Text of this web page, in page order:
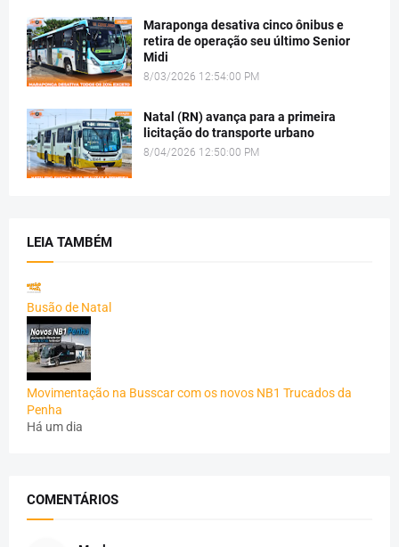
Maraponga desativa cinco ônibus e
retira de operação seu último Senior
Midi
8/03/2026 12:54:00 PM
Natal (RN) avança para a primeira
licitação do transporte urbano
8/04/2026 12:50:00 PM
LEIA TAMBÉM
Busão de Natal
Movimentação na Busscar com os novos NB1 Trucados da
Penha
Há um dia
COMENTÁRIOS